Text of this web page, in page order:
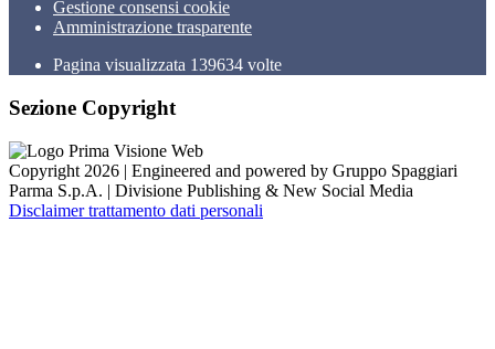
Gestione consensi cookie
Amministrazione trasparente
Pagina visualizzata 139634 volte
Sezione Copyright
Copyright 2026 | Engineered and powered by Gruppo Spaggiari
Parma S.p.A. | Divisione Publishing & New Social Media
Disclaimer trattamento dati personali